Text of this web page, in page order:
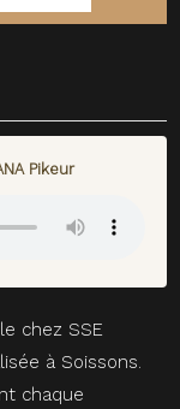
Pikeur
chez SSE
à Soissons.
chaque